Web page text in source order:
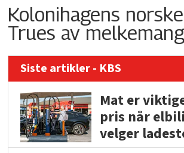
Kolonihagens
Trues av
Siste artikler - KBS
Mat er
pris når
velger